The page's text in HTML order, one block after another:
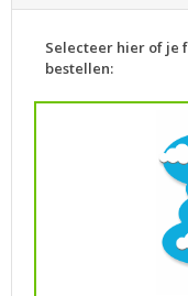
Selecteer hier of
bestellen: